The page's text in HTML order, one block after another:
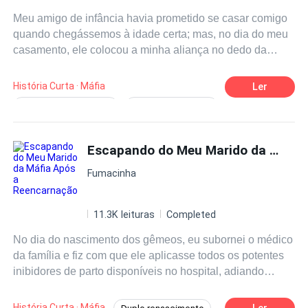
Meu amigo de infância havia prometido se casar comigo
quando chegássemos à idade certa; mas, no dia do meu
casamento, ele colocou a minha aliança no dedo da
herdeiro temido da máfia, quem me salvou naquele
momento, declarando publicamente que me amava há
aqueles que eu dizia sem pensar. Eu realmente
acreditava ser o centro do mundo dele. Tudo mudou
quando, ao limpar a estante dele, encontrei uma pasta
secreta. A primeira página era um dossiê sobre Summer,
com três palavras em vermelho, em destaque: “Prioridade
missão que eu conhecia bem. Naquela noite, tentaram
tirar minha vida. Eu quase morri com a hemorragia.
Quando acordei no hospital, descobri que tinha perdido
Chorei amargamente nos braços de Victor, mas não
História Curta · Máfia
Reconquistar a Esposa Arrependimento
Ler
Escapando do Meu Marido da Máfia Após a Reencarnação
Fumacinha
11.3K leituras Completed
No dia do nascimento dos gêmeos, eu subornei o médico
da família e fiz com que ele aplicasse todos os potentes
inibidores de parto disponíveis no hospital, adiando
passada, Vincenzo foi diagnosticado com